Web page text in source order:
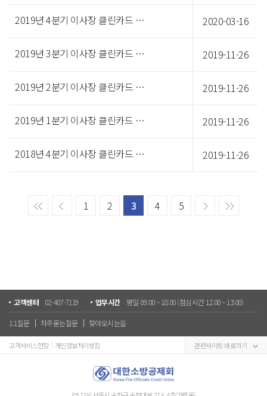
2019년 4분기 이사장 클린카드 집행내역 2020-03-16
2019년 3분기 이사장 클린카드 집행내역 2019-11-26
2019년 2분기 이사장 클린카드 집행내역 2019-11-26
2019년 1분기 이사장 클린카드 집행내역 2019-11-26
2018년 4분기 이사장 클린카드 집행내역 2019-11-26
1 2 3 4 5
고객센터 02-407-7119 업무시간 평일 09:00 ~ 18:00 (점심시간 12:00 ~ 13:00)
1:1질문 자주묻는질문 찾아오시는길
고객서비스헌장 개인정보처리방침 관련사이트 바로가기